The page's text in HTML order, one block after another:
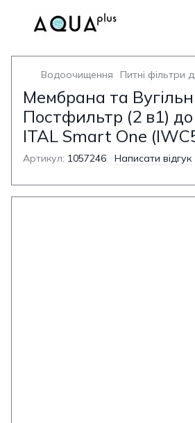
Водоочищення Питні фільтри
Мембрана та
Постфильтр (2 в1)
ITAL Smart One
Артикул: 1057246 Написати відгук